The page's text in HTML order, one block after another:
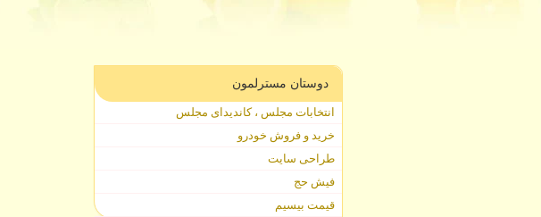
دوستان مسترلمون
انتخابات مجلس ، کاندیدای مجلس
خرید و فروش خودرو
طراحی سایت
فیش حج
قیمت بیسیم